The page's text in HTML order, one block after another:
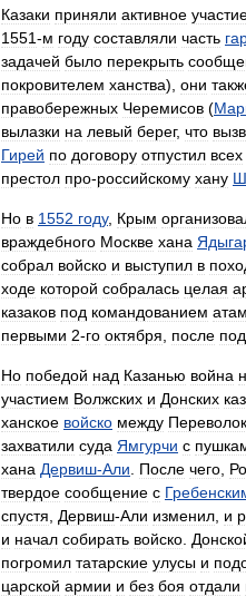
Казаки приняли активное
1551-м году составляли часть
задачей было перекрыть
покровителем ханства), они
правобережных Черемисов (
вылазки на левый берег, что
Гирей по договору отпустил всех
престол про-российскому хану
Но в 1552 году, Крым
враждебного Москве хана
собрал войско и выступил в
ходе которой собралась целая
казаков под командованием
первыми 2-го октября после
Но победой над Казанью война
участием Волжских и Донских
ханское войско между
захватили суда Ямгурчи с
хана Дервиш-Али После чего
твердое сообщение с
спустя
Дервиш-Али изменил и
и начал собирать войско
погромил татарские улусы и
царской армии и без боя отдали